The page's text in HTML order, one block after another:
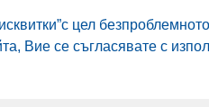
цел
Вие се съгласявате с